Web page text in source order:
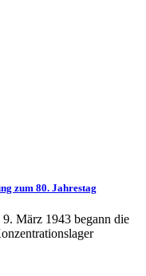
zum 80. Jahrestag
März 1943 begann die